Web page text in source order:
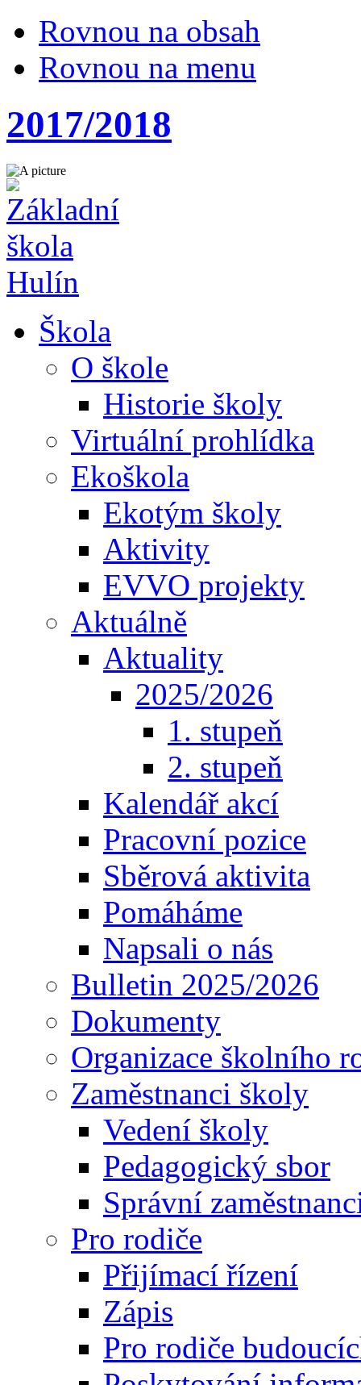
Rovnou na obsah
Rovnou na menu
2017/2018
Škola
O škole
Historie školy
Virtuální prohlídka
Ekoškola
Ekotým školy
Aktivity
EVVO projekty
Aktuálně
Aktuality
2025/2026
1. stupeň
2. stupeň
Kalendář akcí
Pracovní pozice
Sběrová aktivita
Pomáháme
Napsali o nás
Bulletin 2025/2026
Dokumenty
Organizace školního
Zaměstnanci školy
Vedení školy
Pedagogický sbor
Správní
Pro rodiče
Přijímací řízení
Zápis
Pro rodiče